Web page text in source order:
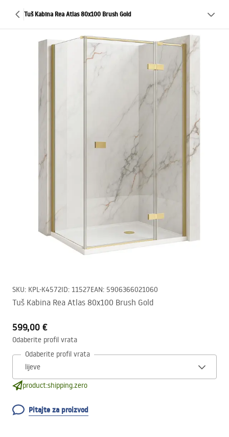
Tuš Kabina Rea Atlas 80x100 Brush Gold
SKU: KPL-K4572ID: 11527EAN: 5906366021060
Tuš Kabina Rea Atlas 80x100 Brush Gold
599,00 €
Odaberite profil vrata
Odaberite profil vrata
product:shipping.zero
Pitajte za proizvod